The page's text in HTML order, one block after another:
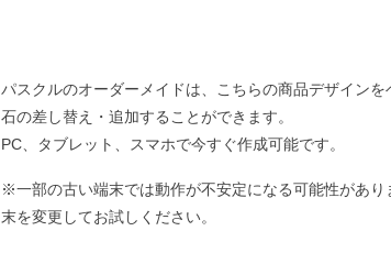
パスクルのオーダーメイドは、こちらの商品デザインを
石の差し替え・追加することができます。
PC、タブレット、スマホで今すぐ作成可能です。
※一部の古い端末では動作が不安定になる可能性があり
末を変更してお試しください。